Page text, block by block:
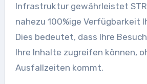
Infrastruktur gewährleistet
nahezu 100%ige Verfügbarkeit
Dies bedeutet, dass Ihre
Ihre Inhalte zugreifen können,
Ausfallzeiten kommt.